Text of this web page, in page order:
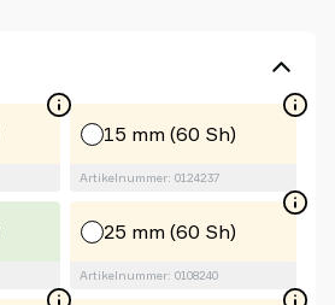
15 mm (60 Sh)
Artikelnummer: 0124237
25 mm (60 Sh)
Artikelnummer: 0108240